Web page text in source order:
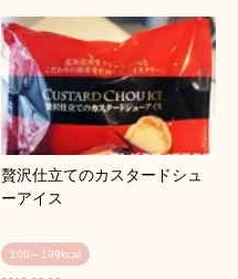
贅沢仕立てのカスタードシュ
ーアイス
100～199kcal